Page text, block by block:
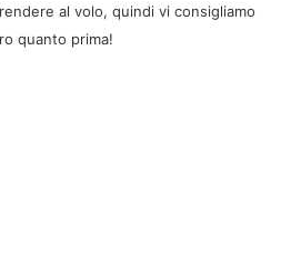
al volo, quindi vi consigliamo
quanto prima!